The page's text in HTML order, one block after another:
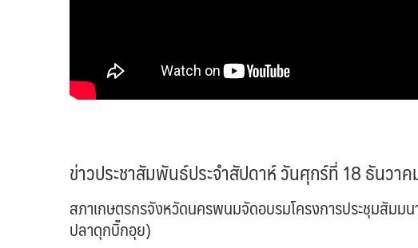
ข่าวประชาสัมพันธ์ประจำสัปดาห์ วันศุกร์ที่ 18 ธันวา
สภาเกษตรกรจังหวัดนครพนมจัดอบรมโครงการประชุมสัม
ปลาดุกบิ๊กอุย)